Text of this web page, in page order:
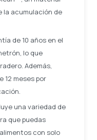
la acumulación de
de 10 años en el
lo que
Además,
12 meses por
una variedad de
que puedas
con solo